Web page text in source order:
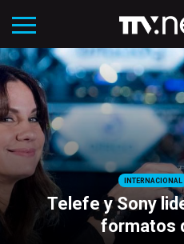
INTERNACIONAL
Telefe y Sony
formatos